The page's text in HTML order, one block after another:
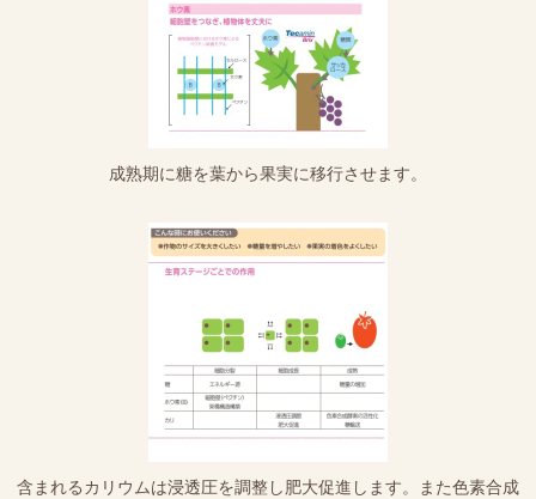
成熟期に糖を葉から果実に移行させます。
含まれるカリウムは浸透圧を調整し肥大促進します。また色素合成